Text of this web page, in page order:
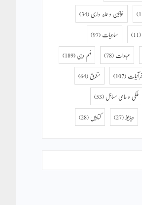
خواتین و خانہ داری (34)
(11) سماجیات (97)
عبادات (78) فہم دین (189)
قرآنیات (107) متفرق (64)
ملکی و عالمی مسائل (53)
ویڈیوز (27) کتابیں (28)